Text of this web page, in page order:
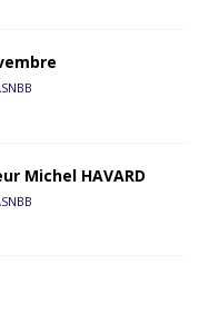
Michel HAVARD